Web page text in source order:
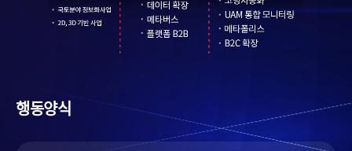
행동양식